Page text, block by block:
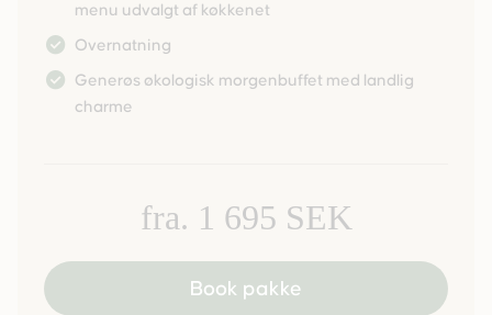
menu udvalgt af køkkenet
Overnatning
Generøs økologisk morgenbuffet med landlig
charme
fra. 1 695 SEK
Book pakke